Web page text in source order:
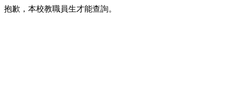
抱歉，本校教職員生才能查詢。